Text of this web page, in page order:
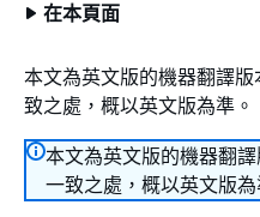
在本頁面
本文為英文版的機器翻譯
致之處，概以英文版為準。
本文為英文版的機器翻
一致之處，概以英文版為